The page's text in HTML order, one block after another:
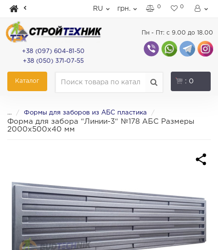
RU грн. 0 0
+38 (097) 604-81-50
+38 (050) 371-07-55
Пн - Пт: с 9.00 до 18.00
Каталог : 0
... Формы для заборов из АБС пластика
Форма для забора “Линии-3“ №178 АБС Размеры
2000х500х40 мм